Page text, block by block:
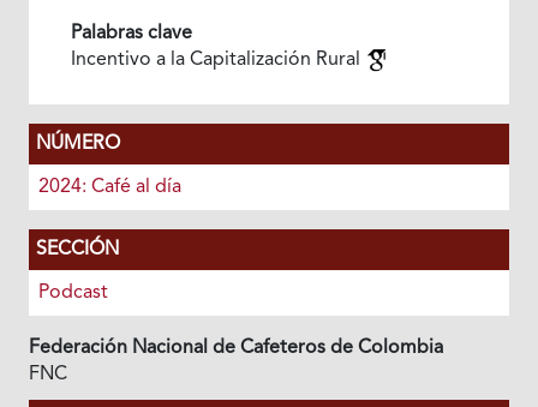
Palabras clave
Incentivo a la Capitalización Rural
NÚMERO
2024: Café al día
SECCIÓN
Podcast
Federación Nacional de Cafeteros de Colombia
FNC